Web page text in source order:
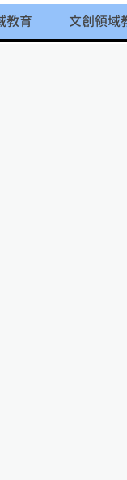
教育 文創領域